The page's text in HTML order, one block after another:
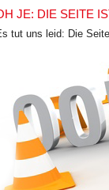
JE: DIE SEITE
tut uns leid: Die